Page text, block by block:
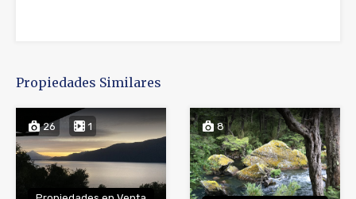
Propiedades Similares
26 1 8